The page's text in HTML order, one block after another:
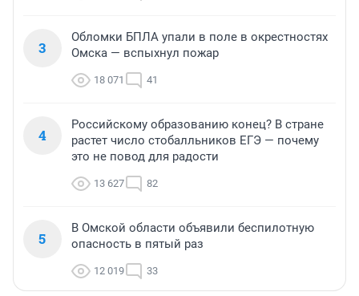
3
Обломки БПЛА упали в поле в окрестностях
Омска — вспыхнул пожар
18 071 41
4
Российскому образованию конец? В стране
растет число стобалльников ЕГЭ — почему
это не повод для радости
13 627 82
5
В Омской области объявили беспилотную
опасность в пятый раз
12 019 33